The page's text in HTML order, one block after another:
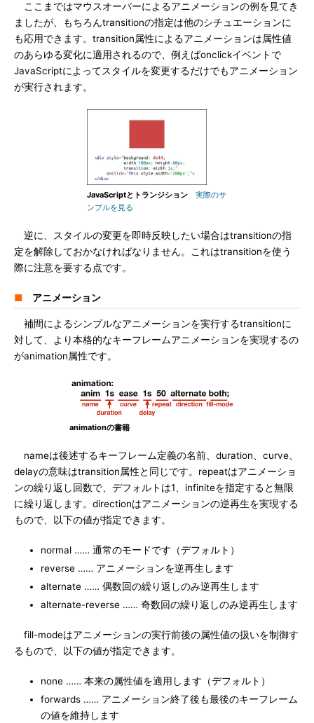
ここまではマウスオーバーによるアニメーションの例を見てき
ましたが、もちろんtransitionの指定は他のシチュエーションに
も応用できます。transition属性によるアニメーションは属性値
のあらゆる変化に適用されるので、例えばonclickイベントで
JavaScriptによってスタイルを変更するだけでもアニメーション
が実行されます。
JavaScriptとトランジション
実際のサ
ンプルを見る
逆に、スタイルの変更を即時反映したい場合はtransitionの指
定を解除しておかなければなりません。これはtransitionを使う
際に注意を要する点です。
■ アニメーション
補間によるシンプルなアニメーションを実行するtransitionに
対して、より本格的なキーフレームアニメーションを実現するの
がanimation属性です。
animationの書籍
nameは後述するキーフレーム定義の名前、duration、curve、
delayの意味はtransition属性と同じです。repeatはアニメーショ
ンの繰り返し回数で、デフォルトは1、infiniteを指定すると無限
に繰り返します。directionはアニメーションの逆再生を実現する
もので、以下の値が指定できます。
normal …… 通常のモードです（デフォルト）
reverse …… アニメーションを逆再生します
alternate …… 偶数回の繰り返しのみ逆再生します
alternate-reverse …… 奇数回の繰り返しのみ逆再生します
fill-modeはアニメーションの実行前後の属性値の扱いを制御す
るもので、以下の値が指定できます。
none …… 本来の属性値を適用します（デフォルト）
forwards …… アニメーション終了後も最後のキーフレーム
の値を維持します